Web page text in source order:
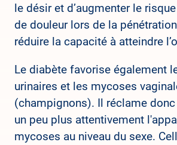
le désir et d’augmenter le
de douleur lors de la
réduire la capacité à atteindre
Le diabète favorise également
urinaires et les mycoses
(champignons). Il réclame
un peu plus attentivement
mycoses au niveau du sexe.